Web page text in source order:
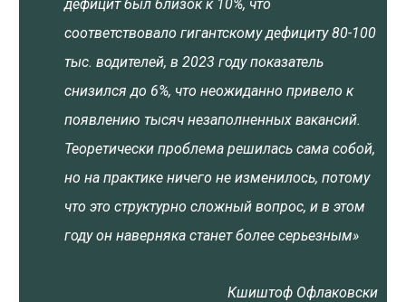
дефицит был близок к 10%, что
соответствовало гигантскому дефициту 80-100
тыс. водителей, в 2023 году показатель
снизился до 6%, что неожиданно привело к
появлению тысяч незаполненных вакансий.
Теоретически проблема решилась сама собой,
но на практике ничего не изменилось, потому
что это структурно сложный вопрос, и в этом
году он наверняка станет более серьезным»
Кшиштоф Офлаковски